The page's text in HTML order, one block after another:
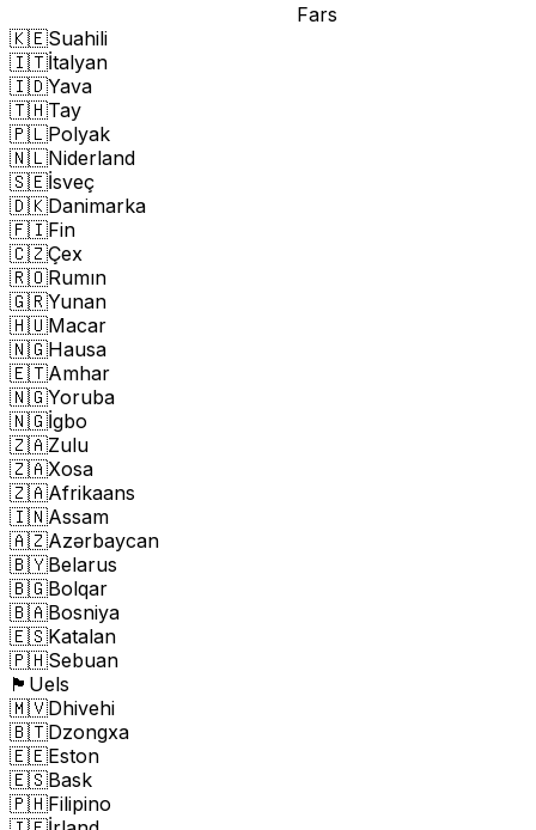
Fars
🇰🇪Suahili
🇮🇹İtalyan
🇮🇩Yava
🇹🇭Tay
🇵🇱Polyak
🇳🇱Niderland
🇸🇪İsveç
🇩🇰Danimarka
🇫🇮Fin
🇨🇿Çex
🇷🇴Rumın
🇬🇷Yunan
🇭🇺Macar
🇳🇬Hausa
🇪🇹Amhar
🇳🇬Yoruba
🇳🇬İgbo
🇿🇦Zulu
🇿🇦Xosa
🇿🇦Afrikaans
🇮🇳Assam
🇦🇿Azərbaycan
🇧🇾Belarus
🇧🇬Bolqar
🇧🇦Bosniya
🇪🇸Katalan
🇵🇭Sebuan
🏴󠁧󠁢󠁷󠁬󠁳󠁿 Uels
🇲🇻Dhivehi
🇧🇹Dzongxa
🇪🇪Eston
🇪🇸Bask
🇵🇭Filipino